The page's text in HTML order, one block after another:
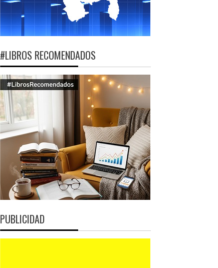
#LIBROS RECOMENDADOS
PUBLICIDAD